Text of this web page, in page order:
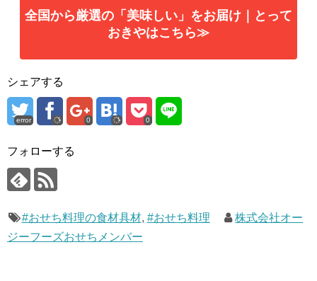
全国から厳選の「美味しい」をお届け｜とって
おきやはこちら≫
シェアする
error 0 0
フォローする
#おせち料理の食材具材, #おせち料理
株式会社オー
ジーフーズおせちメンバー